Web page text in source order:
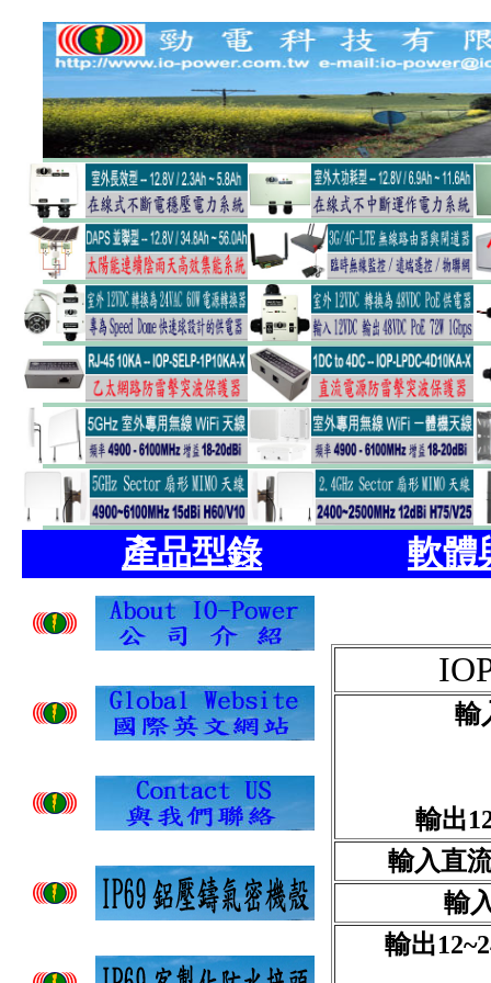
產品型錄 軟體
輸
輸出
輸入直
輸
輸出